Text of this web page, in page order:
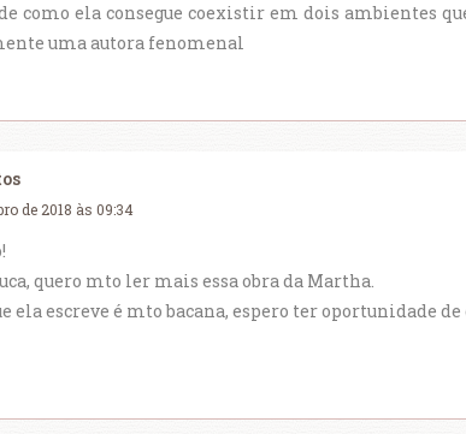
como ela consegue coexistir em dois ambientes
uma autora fenomenal
de 2018 às 09:34
quero mto ler mais essa obra da Martha.
ela escreve é mto bacana, espero ter oportunidade de